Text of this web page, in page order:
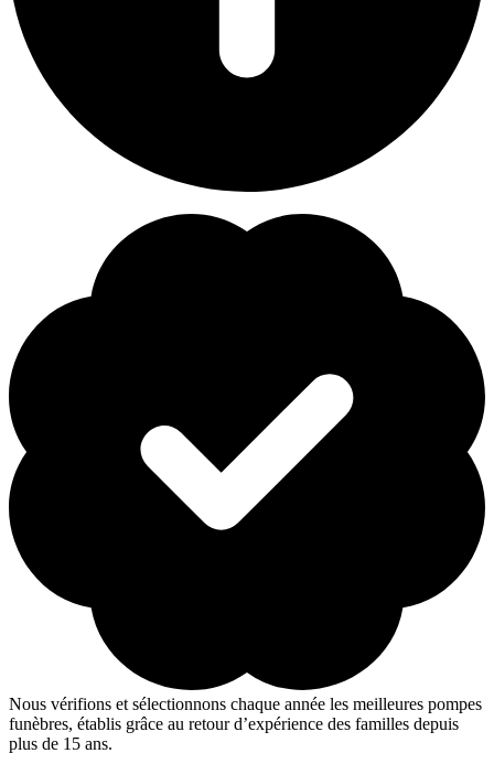
Nous vérifions et sélectionnons chaque année les meilleures pompes
funèbres, établis grâce au retour d’expérience des familles depuis
plus de 15 ans.